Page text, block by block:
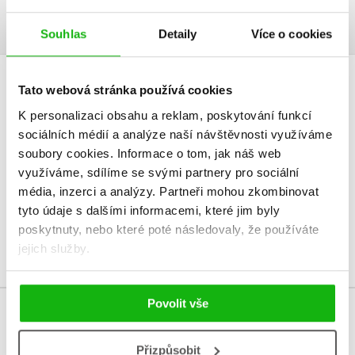
Souhlas Detaily Více o cookies
Tato webová stránka používá cookies
K personalizaci obsahu a reklam, poskytování funkcí
sociálních médií a analýze naší návštěvnosti využíváme
soubory cookies. Informace o tom, jak náš web
využíváme, sdílíme se svými partnery pro sociální
média, inzerci a analýzy. Partneři mohou zkombinovat
tyto údaje s dalšími informacemi, které jim byly
poskytnuty, nebo které poté následovaly, že používáte
jejich služby.
Povolit vše
Přizpůsobit
HODNOCENÍ ČTENÁŘŮ
V současné době nejsou vytvořena žádná uživatelská hodnocení.
Vaše hodnocení
Uživatelskou recenzi mohou vkládat pouze registrovaní uživatelé
Přihlásit
MOHLO BY VÁS TAKÉ ZAJÍMAT